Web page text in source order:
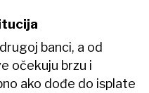
banci, a od
očekuju brzu i
ako dođe do isplate